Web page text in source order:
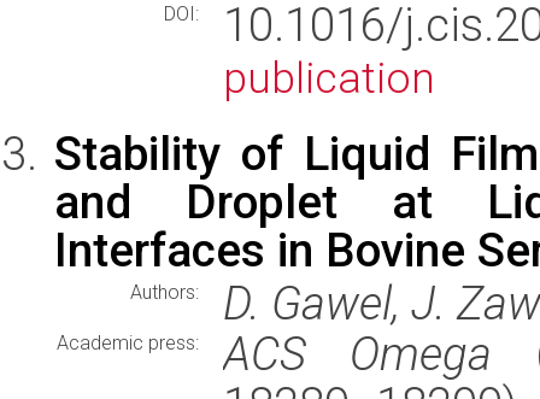
DOI: 10.1016/
publication
Stability of Liquid
and Droplet at
Interfaces in Bovine
Authors: D. Gawel, J.
Academic press: ACS Omega